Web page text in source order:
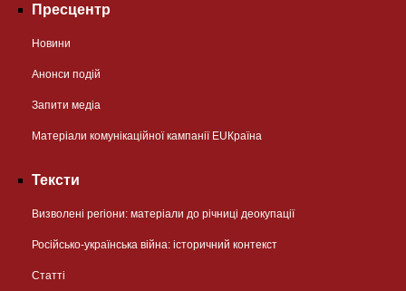
Пресцентр
Новини
Анонси подій
Запити медіа
Матеріали комунікаційної кампанії EUКраїна
Тексти
Визволені регіони: матеріали до річниці деокупації
Російсько-українська війна: історичний контекст
Статті